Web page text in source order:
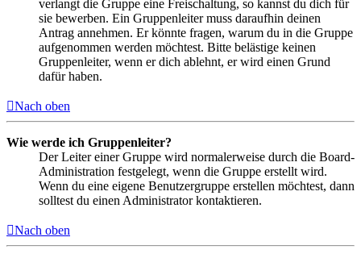
verlangt die Gruppe eine Freischaltung, so kannst du dich für
sie bewerben. Ein Gruppenleiter muss daraufhin deinen
Antrag annehmen. Er könnte fragen, warum du in die Gruppe
aufgenommen werden möchtest. Bitte belästige keinen
Gruppenleiter, wenn er dich ablehnt, er wird einen Grund
dafür haben.
Nach oben
Wie werde ich Gruppenleiter?
Der Leiter einer Gruppe wird normalerweise durch die Board-
Administration festgelegt, wenn die Gruppe erstellt wird.
Wenn du eine eigene Benutzergruppe erstellen möchtest, dann
solltest du einen Administrator kontaktieren.
Nach oben